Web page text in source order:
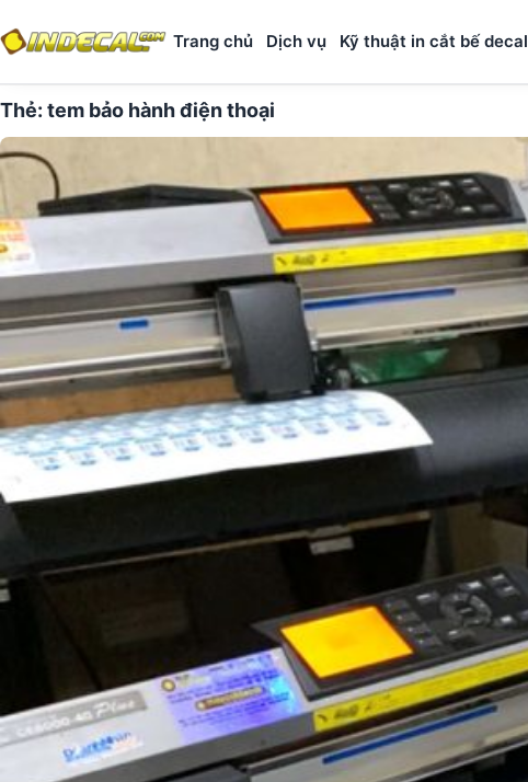
Trang chủ Dịch vụ Kỹ thuật in cắt bế decal
Thẻ: tem bảo hành điện thoại